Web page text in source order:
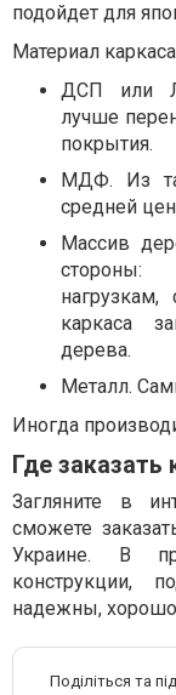
подойдет для
Материал
ДСП или
лучше
покрытия.
МДФ. Из
средней
Массив
стороны:
каркаса
дерева.
Металл.
Иногда
Где заказать
Загляните в
сможете
Украине. В
конструкции,
надежны, хорошо
Поділіться та